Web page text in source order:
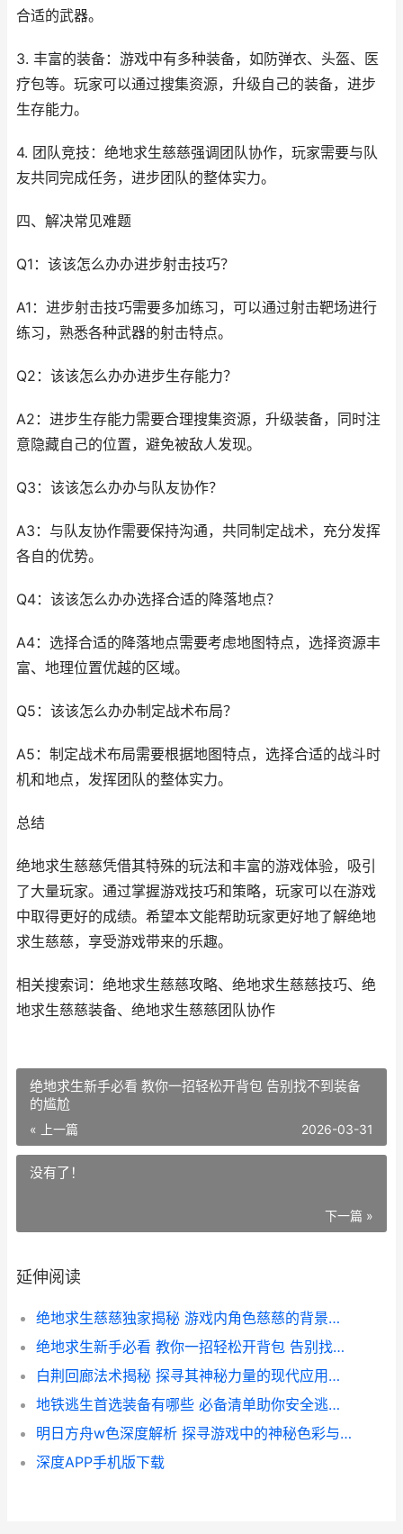
合适的武器。
3. 丰富的装备：游戏中有多种装备，如防弹衣、头盔、医
疗包等。玩家可以通过搜集资源，升级自己的装备，进步
生存能力。
4. 团队竞技：绝地求生慈慈强调团队协作，玩家需要与队
友共同完成任务，进步团队的整体实力。
四、解决常见难题
Q1：该该怎么办办进步射击技巧？
A1：进步射击技巧需要多加练习，可以通过射击靶场进行
练习，熟悉各种武器的射击特点。
Q2：该该怎么办办进步生存能力？
A2：进步生存能力需要合理搜集资源，升级装备，同时注
意隐藏自己的位置，避免被敌人发现。
Q3：该该怎么办办与队友协作？
A3：与队友协作需要保持沟通，共同制定战术，充分发挥
各自的优势。
Q4：该该怎么办办选择合适的降落地点？
A4：选择合适的降落地点需要考虑地图特点，选择资源丰
富、地理位置优越的区域。
Q5：该该怎么办办制定战术布局？
A5：制定战术布局需要根据地图特点，选择合适的战斗时
机和地点，发挥团队的整体实力。
总结
绝地求生慈慈凭借其特殊的玩法和丰富的游戏体验，吸引
了大量玩家。通过掌握游戏技巧和策略，玩家可以在游戏
中取得更好的成绩。希望本文能帮助玩家更好地了解绝地
求生慈慈，享受游戏带来的乐趣。
相关搜索词：绝地求生慈慈攻略、绝地求生慈慈技巧、绝
地求生慈慈装备、绝地求生慈慈团队协作
绝地求生新手必看 教你一招轻松开背包 告别找不到装备
的尴尬
« 上一篇 2026-03-31
没有了！
下一篇 »
延伸阅读
绝地求生慈慈独家揭秘 游戏内角色慈慈的背景故事与技能解析
绝地求生新手必看 教你一招轻松开背包 告别找不到装备的尴尬
白荆回廊法术揭秘 探寻其神秘力量的现代应用与价值
地铁逃生首选装备有哪些 必备清单助你安全逃生攻略
明日方舟w色深度解析 探寻游戏中的神秘色彩与角色设定
深度APP手机版下载